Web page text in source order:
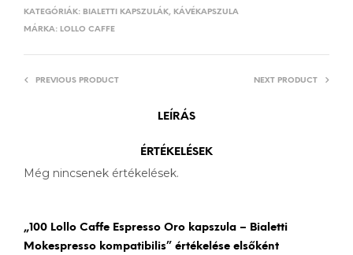
KATEGÓRIÁK: BIALETTI KAPSZULÁK, KÁVÉKAPSZULA
MÁRKA: LOLLO CAFFE
PREVIOUS PRODUCT NEXT PRODUCT
LEÍRÁS
ÉRTÉKELÉSEK
Még nincsenek értékelések.
„100 Lollo Caffe Espresso Oro kapszula – Bialetti
Mokespresso kompatibilis” értékelése elsőként